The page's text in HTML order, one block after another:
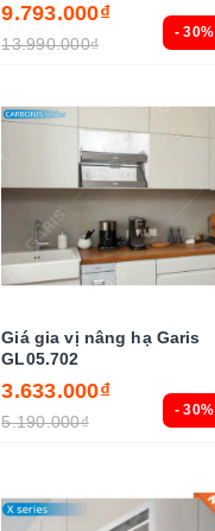
- 30%
9.793.000₫
13.990.000₫
- 30%
Giá gia vị nâng hạ Garis
GL05.702
3.633.000₫
5.190.000₫